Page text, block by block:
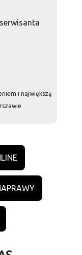
i największą